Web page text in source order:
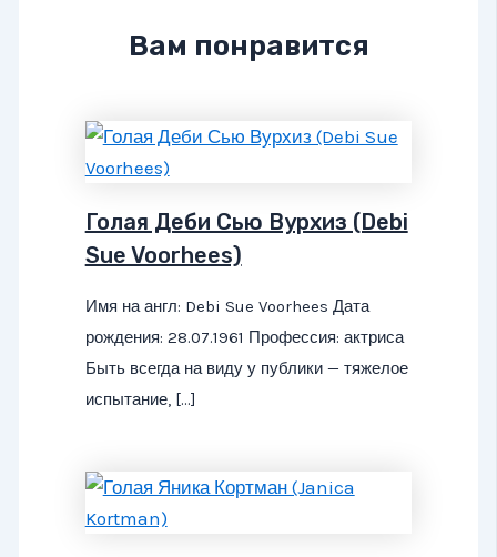
Вам понравится
Голая Деби Сью Вурхиз (Debi
Sue Voorhees)
Имя на англ: Debi Sue Voorhees Дата
рождения: 28.07.1961 Профессия: актриса
Быть всегда на виду у публики — тяжелое
испытание, […]